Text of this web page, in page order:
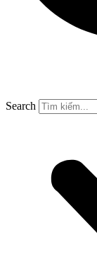
Search